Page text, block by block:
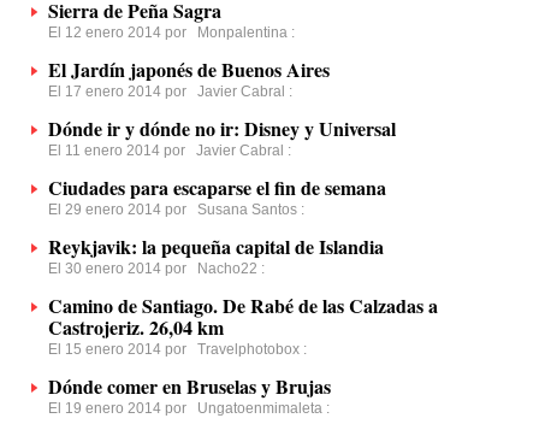
Sierra de Peña Sagra
El 12 enero 2014 por Monpalentina :
El Jardín japonés de Buenos Aires
El 17 enero 2014 por Javier Cabral :
Dónde ir y dónde no ir: Disney y Universal
El 11 enero 2014 por Javier Cabral :
Ciudades para escaparse el fin de semana
El 29 enero 2014 por Susana Santos :
Reykjavik: la pequeña capital de Islandia
El 30 enero 2014 por Nacho22 :
Camino de Santiago. De Rabé de las Calzadas a
Castrojeriz. 26,04 km
El 15 enero 2014 por Travelphotobox :
Dónde comer en Bruselas y Brujas
El 19 enero 2014 por Ungatoenmimaleta :